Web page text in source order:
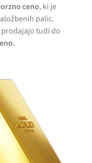
ceno, ki je
palic.
tudi do